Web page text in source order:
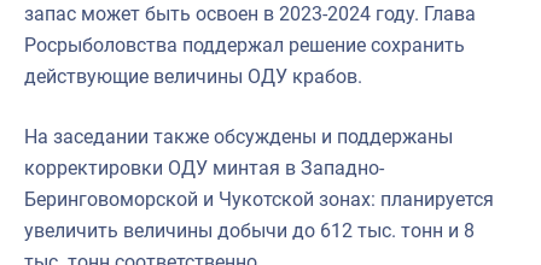
запас может быть освоен в 2023-2024 году. Глава
Росрыболовства поддержал решение сохранить
действующие величины ОДУ крабов.
На заседании также обсуждены и поддержаны
корректировки ОДУ минтая в Западно-
Беринговоморской и Чукотской зонах: планируется
увеличить величины добычи до 612 тыс. тонн и 8